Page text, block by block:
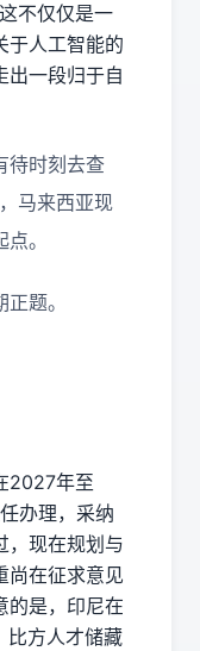
不仅仅是一
于人工智能的
出一段归于自
待时刻去查
马来西亚现
。
题。
2027年至
办理，采纳
，现在规划与
尚在征求意见
的是，印尼在
比方人才储藏